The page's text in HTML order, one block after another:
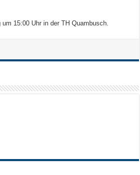
15:00 Uhr in der TH Quambusch.